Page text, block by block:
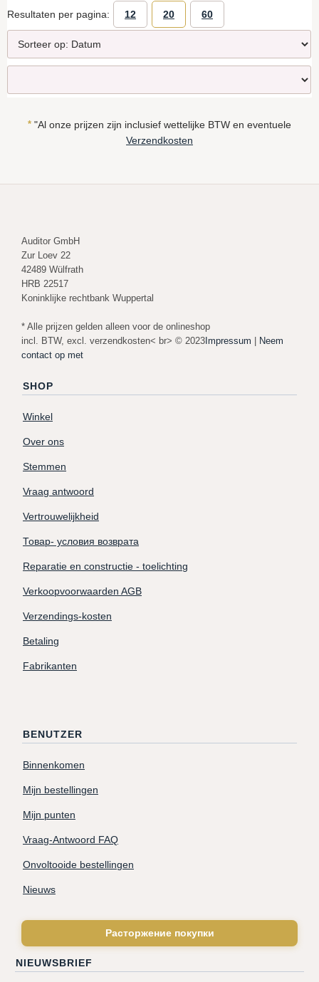
Resultaten per pagina: 12 20 60
* "Al onze prijzen zijn inclusief wettelijke BTW en eventuele
Verzendkosten
Auditor GmbH
Zur Loev 22
42489 Wülfrath
HRB 22517
Koninklijke rechtbank Wuppertal
* Alle prijzen gelden alleen voor de onlineshop
incl. BTW, excl. verzendkosten< br> © 2023Impressum | Neem
contact op met
SHOP
Winkel
Over ons
Stemmen
Vraag antwoord
Vertrouwelijkheid
Товар- условия возврата
Reparatie en constructie - toelichting
Verkoopvoorwaarden AGB
Verzendings-kosten
Betaling
Fabrikanten
BENUTZER
Binnenkomen
Mijn bestellingen
Mijn punten
Vraag-Antwoord FAQ
Onvoltooide bestellingen
Nieuws
Расторжение покупки
NIEUWSBRIEF